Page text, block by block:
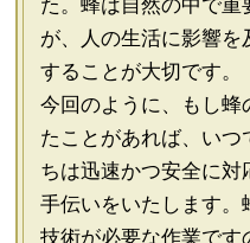
た。蜂は自然の中で
が、人の生活に影響
することが大切です。
今回のように、もし蜂
たことがあれば、いつ
ちは迅速かつ安全に
手伝いをいたします。
技術が必要な作業です